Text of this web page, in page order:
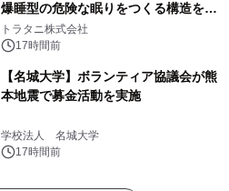
爆睡型の危険な眠りをつくる構造を解
説
トラタニ株式会社
17時間前
【名城大学】ボランティア協議会が熊
本地震で募金活動を実施
学校法人 名城大学
17時間前